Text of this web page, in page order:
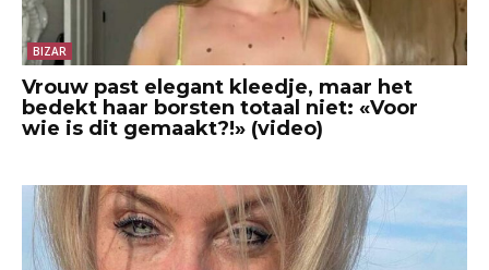
BIZAR
Vrouw past elegant kleedje, maar het
bedekt haar borsten totaal niet: «Voor
wie is dit gemaakt?!» (video)